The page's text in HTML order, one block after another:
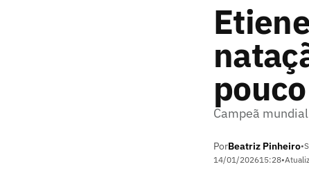
Campeã
PorBeatriz Pinheiro•
14/01/202615:28•